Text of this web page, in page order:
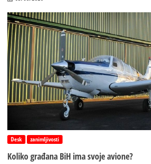
Desk zanimljivosti
Koliko građana BiH ima svoje avione?